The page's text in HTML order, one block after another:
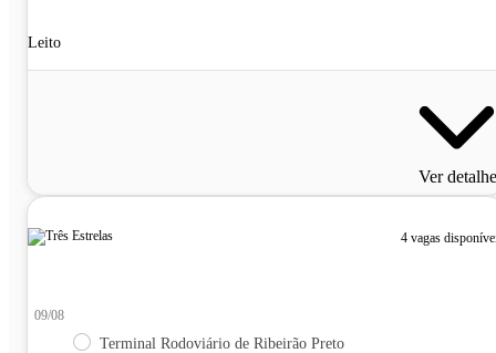
Leito
Ver
4 vagas
09/08
Terminal Rodoviário de Ribeirão Preto